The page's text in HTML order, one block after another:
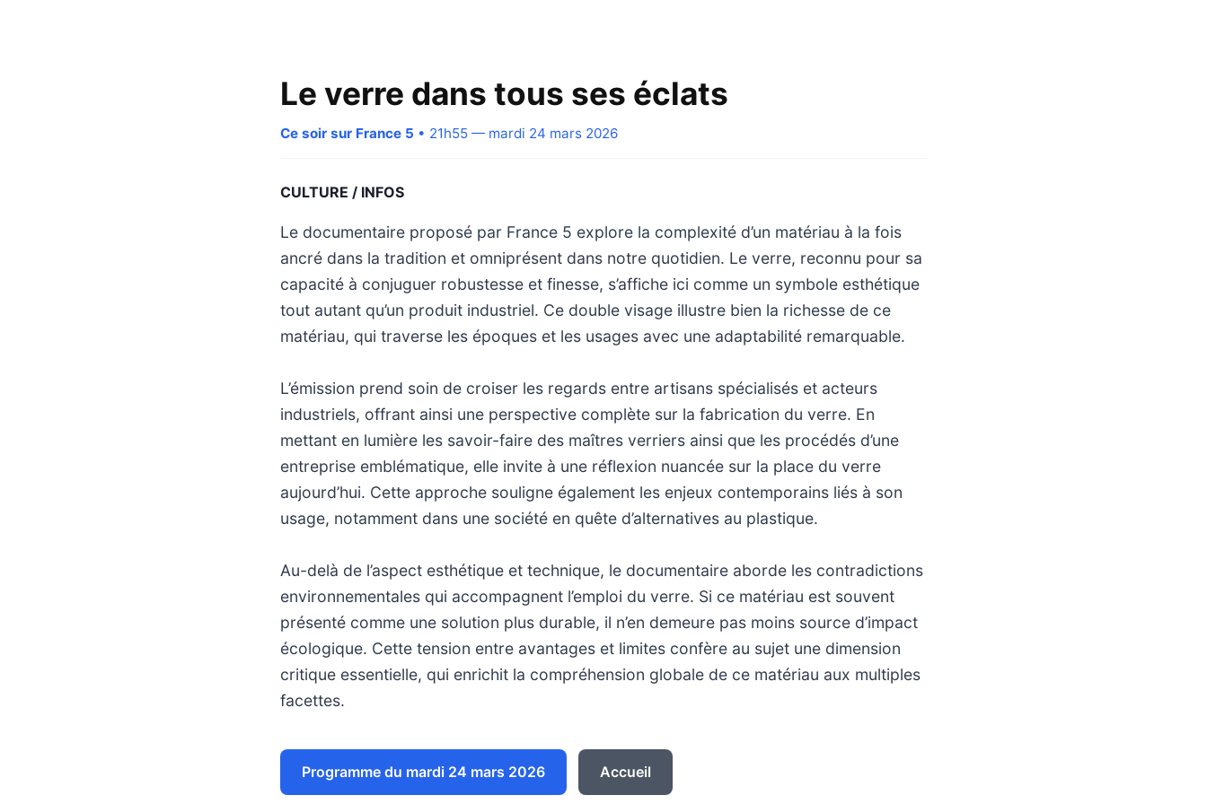
Le verre dans tous ses éclats
Ce soir sur France 5 • 21h55 — mardi 24 mars 2026
CULTURE / INFOS
Le documentaire proposé par France 5 explore la complexité d’un matériau à la fois
ancré dans la tradition et omniprésent dans notre quotidien. Le verre, reconnu pour sa
capacité à conjuguer robustesse et finesse, s’affiche ici comme un symbole esthétique
tout autant qu’un produit industriel. Ce double visage illustre bien la richesse de ce
matériau, qui traverse les époques et les usages avec une adaptabilité remarquable.
L’émission prend soin de croiser les regards entre artisans spécialisés et acteurs
industriels, offrant ainsi une perspective complète sur la fabrication du verre. En
mettant en lumière les savoir-faire des maîtres verriers ainsi que les procédés d’une
entreprise emblématique, elle invite à une réflexion nuancée sur la place du verre
aujourd’hui. Cette approche souligne également les enjeux contemporains liés à son
usage, notamment dans une société en quête d’alternatives au plastique.
Au-delà de l’aspect esthétique et technique, le documentaire aborde les contradictions
environnementales qui accompagnent l’emploi du verre. Si ce matériau est souvent
présenté comme une solution plus durable, il n’en demeure pas moins source d’impact
écologique. Cette tension entre avantages et limites confère au sujet une dimension
critique essentielle, qui enrichit la compréhension globale de ce matériau aux multiples
facettes.
Programme du mardi 24 mars 2026 Accueil